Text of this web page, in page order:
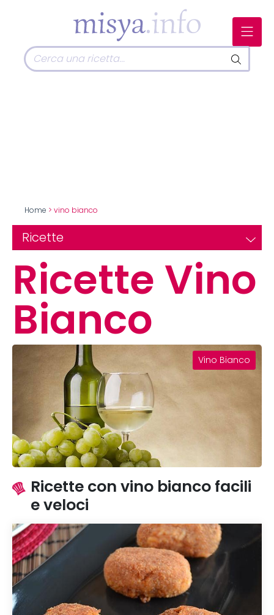
Home > vino bianco
Ricette
Ricette Vino
Bianco
Vino Bianco
Ricette con vino bianco facili
e veloci